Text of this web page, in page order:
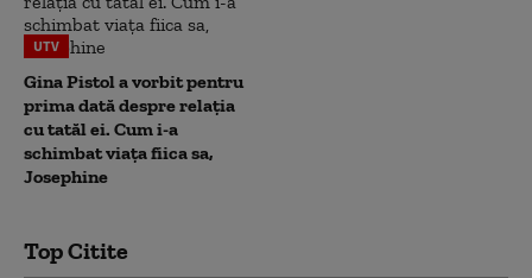
UTV
Gina Pistol a vorbit pentru
prima dată despre relația
cu tatăl ei. Cum i-a
schimbat viața fiica sa,
Josephine
Top Citite